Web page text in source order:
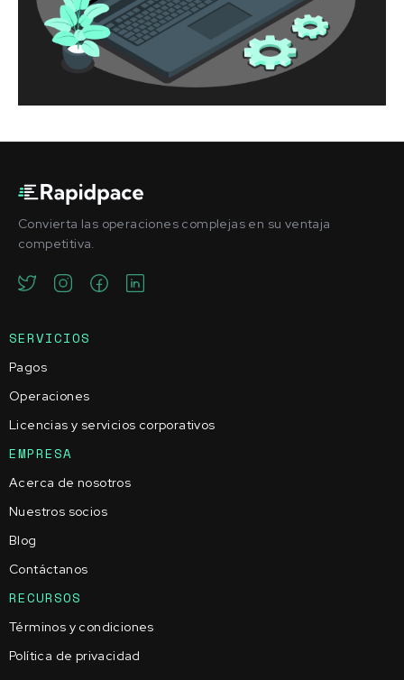
Convierta las operaciones complejas en su ventaja
competitiva.
SERVICIOS
Pagos
Operaciones
Licencias y servicios corporativos
EMPRESA
Acerca de nosotros
Nuestros socios
Blog
Contáctanos
RECURSOS
Términos y condiciones
Política de privacidad